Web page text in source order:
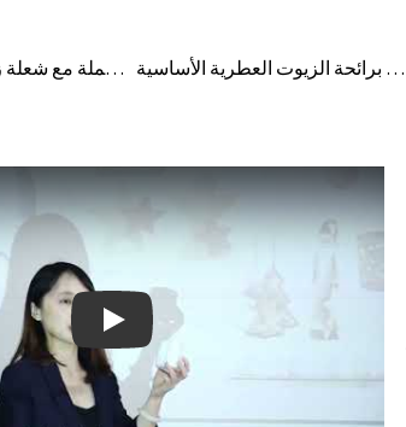
شمعات خزفية مخصصة للبيع بالجملة مع شعلة زيت عطري عطري شمعة صغيرة من السيراميك مخصصة برائحة الزيوت العطرية الأساسية
Play: Keynote (Google I/O '18)